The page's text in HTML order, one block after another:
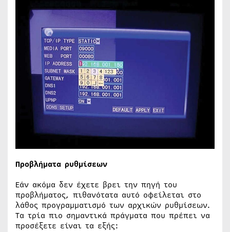
Προβλήματα ρυθμίσεων
Εάν ακόμα δεν έχετε βρει την πηγή του
προβλήματος, πιθανότατα αυτό οφείλεται στο
λάθος προγραμματισμό των αρχικών ρυθμίσεων.
Τα τρία πιο σημαντικά πράγματα που πρέπει να
προσέξετε είναι τα εξής: